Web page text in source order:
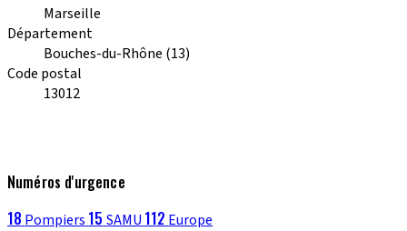
Marseille
Département
Bouches-du-Rhône (13)
Code postal
13012
Numéros d'urgence
18 Pompiers 15 SAMU 112 Europe